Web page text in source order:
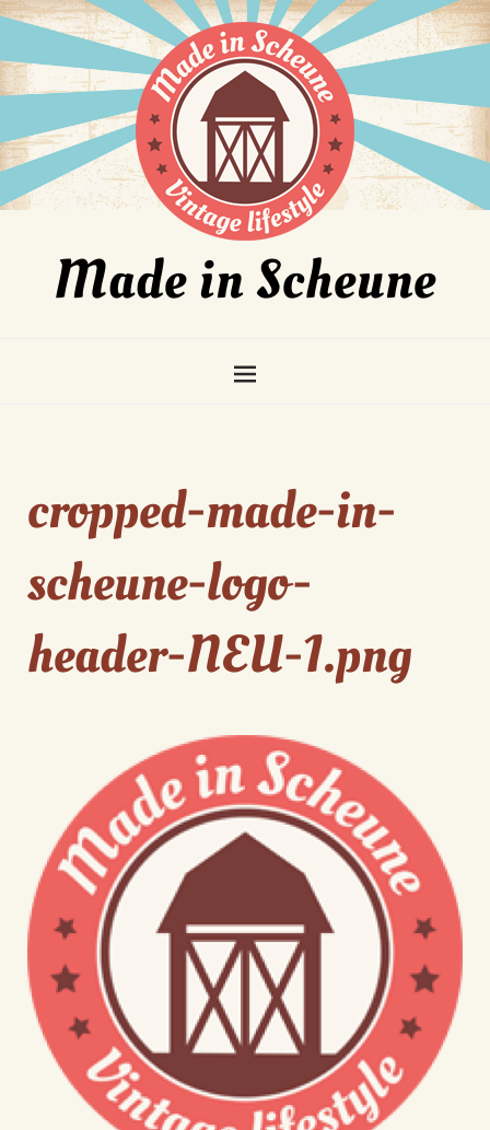
Made in Scheune
cropped-made-in-
scheune-logo-
header-NEU-1.png